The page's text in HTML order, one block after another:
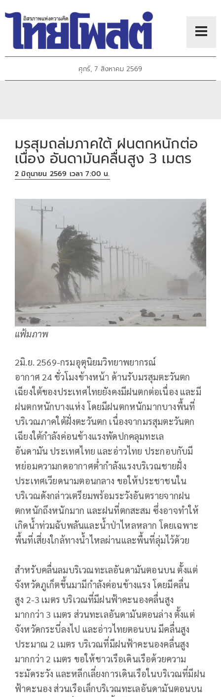
ศุกร์, 7 สิงหาคม 2569
มรสุมถล่มภาคใต้ ฝนตกหนักต่อ
เนื่อง อันดามันคลื่นสูง 3 เมตร
2 มิถุนายน 2569 เวลา 7:00 น.
แฟ้มภาพ
2มิ.ย. 2569-กรมอุตุนิยมวิทยาพยากรณ์
อากาศ 24 ชั่วโมงข้างหน้า ด้านรับมรสุมตะวันตก
เฉียงใต้ของประเทศไทยยังคงมีฝนตกต่อเนื่อง และมี
ฝนตกหนักบางแห่ง โดยมีฝนตกหนักมากบางพื้นที่
บริเวณภาคใต้ฝั่งตะวันตก เนื่องจากมรสุมตะวันตก
เฉียงใต้กำลังค่อนข้างแรงพัดปกคลุมทะเล
อันดามัน ประเทศไทย และอ่าวไทย ประกอบกับมี
หย่อมความกดอากาศต่ำกำลังแรงบริเวณชายฝั่ง
ประเทศเวียดนามตอนกลาง ขอให้ประชาชนใน
บริเวณดังกล่าวเตรียมพร้อมระวังอันตรายจากฝน
ตกหนักถึงหนักมาก และฝนที่ตกสะสม ซึ่งอาจทำให้
เกิดน้ำท่วมฉับพลันและน้ำป่าไหลหลาก โดยเฉพาะ
พื้นที่เสี่ยงใกล้ทางน้ำไหลผ่านและพื้นที่ลุ่มไว้ด้วย
สำหรับคลื่นลมบริเวณทะเลอันดามันตอนบน ตั้งแต่
จังหวัดภูเก็ตขึ้นมามีกำลังค่อนข้างแรง โดยมีคลื่น
สูง 2-3 เมตร บริเวณที่มีฝนฟ้าคะนองคลื่นสูง
มากกว่า 3 เมตร ส่วนทะเลอันดามันตอนล่าง ตั้งแต่
จังหวัดกระบี่ลงไป และอ่าวไทยตอนบน มีคลื่นสูง
ประมาณ 2 เมตร บริเวณที่มีฝนฟ้าคะนองคลื่นสูง
มากกว่า 2 เมตร ขอให้ชาวเรือเดินเรือด้วยความ
ระมัดระวัง และหลีกเลี่ยงการเดินเรือในบริเวณที่มีฝน
ฟ้าคะนอง ส่วนเรือเล็กบริเวณทะเลอันดามันตอนบน